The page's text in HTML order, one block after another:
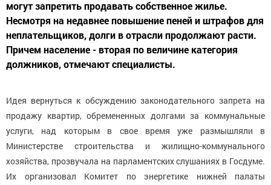
могут запретить продавать собственное жилье.
Несмотря на недавнее повышение пеней и штрафов для
неплательщиков, долги в отрасли продолжают расти.
Причем население - вторая по величине категория
должников, отмечают специалисты.
Идея вернуться к обсуждению законодательного запрета на
продажу квартир, обремененных долгами за коммунальные
услуги, над которым в свое время уже размышляли в
Министерстве строительства и жилищно-коммунального
хозяйства, прозвучала на парламентских слушаниях в Госдуме.
Их организовал Комитет по энергетике нижней палаты